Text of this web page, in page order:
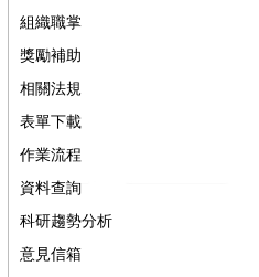
組織職掌
獎勵補助
相關法規
表單下載
作業流程
資料查詢
科研趨勢分析
意見信箱